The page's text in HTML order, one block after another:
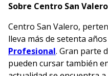
Sobre Centro San Valero
Centro San Valero,
lleva más de setenta
Profesional. Gran parte
pueden cursar también